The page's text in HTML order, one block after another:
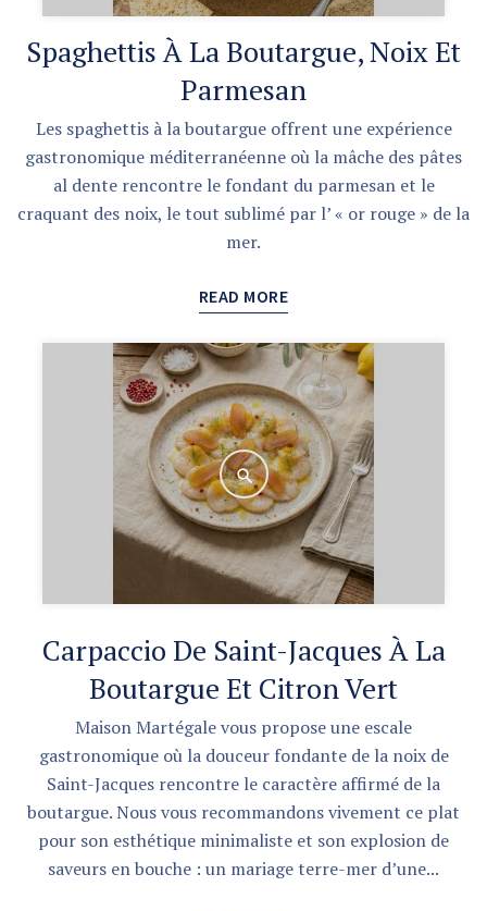
Spaghettis À La Boutargue, Noix Et
Parmesan
Les spaghettis à la boutargue offrent une expérience
gastronomique méditerranéenne où la mâche des pâtes
al dente rencontre le fondant du parmesan et le
craquant des noix, le tout sublimé par l’ « or rouge » de la
mer.
READ MORE
Carpaccio De Saint-Jacques À La
Boutargue Et Citron Vert
Maison Martégale vous propose une escale
gastronomique où la douceur fondante de la noix de
Saint-Jacques rencontre le caractère affirmé de la
boutargue. Nous vous recommandons vivement ce plat
pour son esthétique minimaliste et son explosion de
saveurs en bouche : un mariage terre-mer d’une...